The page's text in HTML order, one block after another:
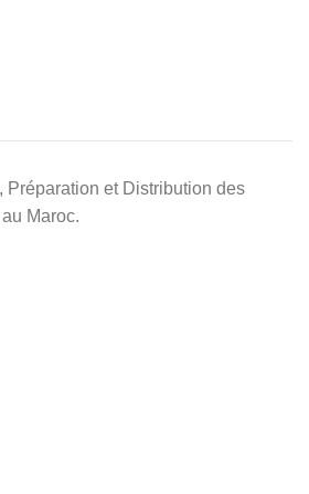
Préparation et Distribution des
Maroc.